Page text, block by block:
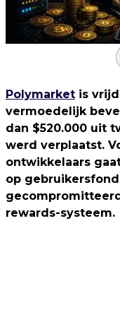
Polymarket is
vermoedelijk
dan $520.000 uit
werd verplaatst.
ontwikkelaars
op
rewards-systeem.